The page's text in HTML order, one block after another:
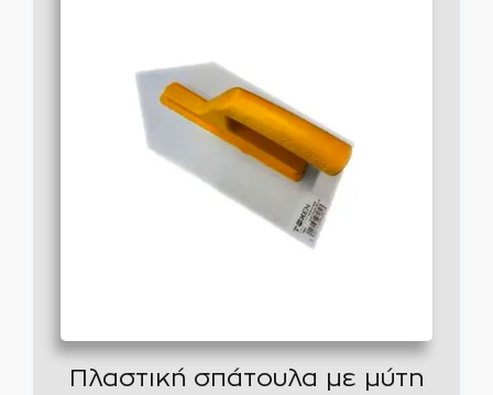
Πλαστική σπάτουλα με μύτη